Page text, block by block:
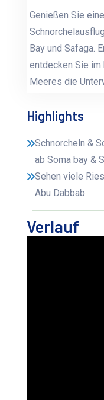
Genießen Sie
Bay und Safaga.
entdecken Sie im
Meeres die
Highlights
Schnorcheln &
ab Soma bay &
Sehen viele
Abu Dabbab
Verlauf